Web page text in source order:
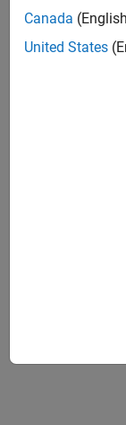
Canada
United States